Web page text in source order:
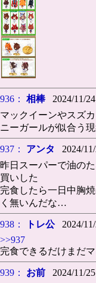
936： 相棒2024/11/24
マックイーンやスズ
ニーガールが似合う
937： アンタ 2024/
昨日スーパーで油の
買いした
完食したら一日中胸
く無いんだな…
938： トレ公2024/11/
>>937
完食できるだけまだ
939： お前 2024/11/